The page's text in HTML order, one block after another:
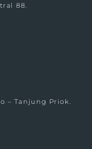
88.
– Tanjung Priok.